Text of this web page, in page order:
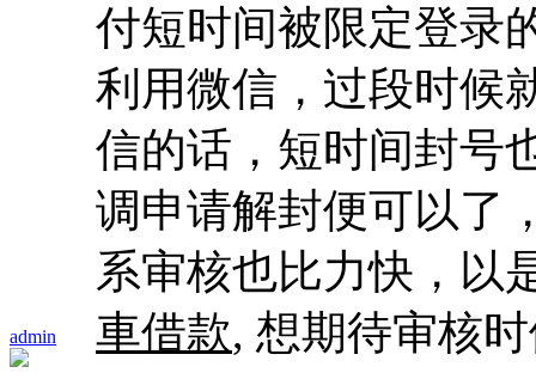
admin
付短时间被限定登录
利用微信，过段时候
信的话，短时间封号
调申请解封便可以了
系审核也比力快，以
車借款, 想期待审核